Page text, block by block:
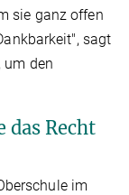
sie ganz offen
sagt
um den
das Recht
im